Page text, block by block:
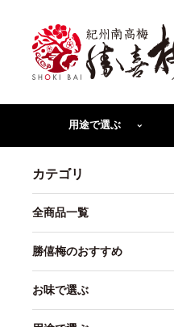
用途で選ぶ
カテゴリ
全商品一覧
勝僖梅のおすすめ
お味で選ぶ